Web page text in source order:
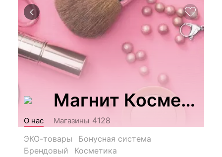
Магнит Косметик
О нас Магазины 4128
ЭКО-товары
Бонусная система
Брендовый
Косметика